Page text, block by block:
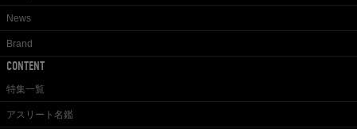
News
Brand
CONTENT
特集一覧
アスリート名鑑